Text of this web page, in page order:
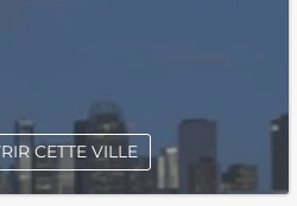
CETTE VILLE